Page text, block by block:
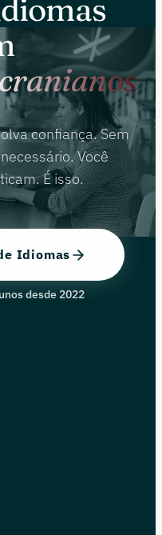
confiança. Sem
Você
É isso.
Idiomas
desde 2022